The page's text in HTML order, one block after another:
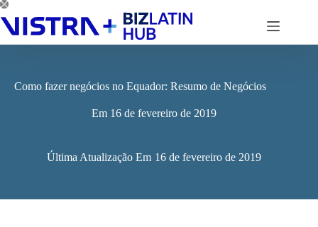
Pular
para
conteúdo
Como fazer negócios no Equador: Resumo de Negócios
Em 16 de fevereiro de 2019
Última Atualização Em 16 de fevereiro de 2019